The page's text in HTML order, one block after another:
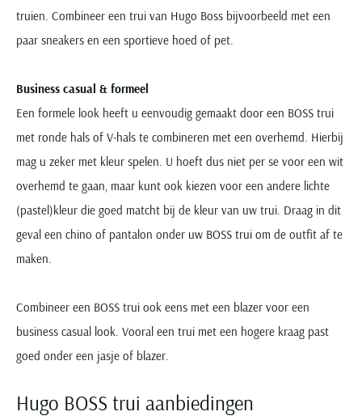
truien. Combineer een trui van Hugo Boss bijvoorbeeld met een
paar sneakers en een sportieve hoed of pet.
Business casual & formeel
Een formele look heeft u eenvoudig gemaakt door een BOSS trui
met ronde hals of V-hals te combineren met een overhemd. Hierbij
mag u zeker met kleur spelen. U hoeft dus niet per se voor een wit
overhemd te gaan, maar kunt ook kiezen voor een andere lichte
(pastel)kleur die goed matcht bij de kleur van uw trui. Draag in dit
geval een chino of pantalon onder uw BOSS trui om de outfit af te
maken.
Combineer een BOSS trui ook eens met een blazer voor een
business casual look. Vooral een trui met een hogere kraag past
goed onder een jasje of blazer.
Hugo BOSS trui aanbiedingen